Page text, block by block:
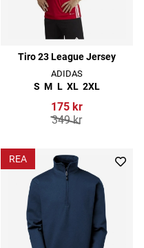
Tiro 23 League Jersey
ADIDAS
S M L XL 2XL
175 kr
349 kr
REA